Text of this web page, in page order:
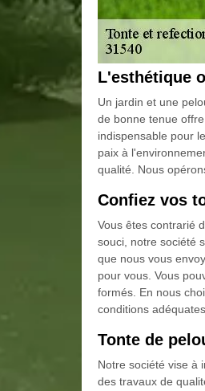
L'esthétique
Un jardin et une
de bonne tenue
indispensable pour
paix à
qualité. Nous
Confiez vos
Vous êtes contrarié
souci, notre société
que nous vous
pour vous. Vous
formés. En nous
conditions adéquates.
Tonte de
Notre société vise à
des travaux de